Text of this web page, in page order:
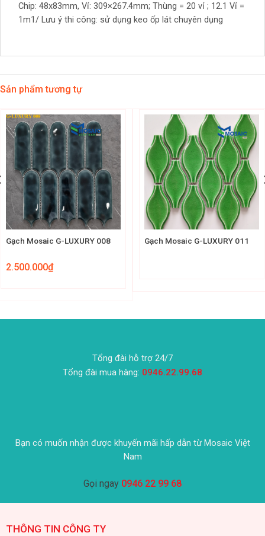
Chip: 48x83mm, Vỉ: 309×267.4mm; Thùng = 20 vỉ ; 12.1 Vỉ =
1m1/ Lưu ý thi công: sử dụng keo ốp lát chuyên dụng
Sản phẩm tương tự
Gạch Mosaic G-LUXURY 008
2.500.000₫
Gạch Mosaic G-LUXURY 011
Tổng đài hỗ trợ 24/7
Tổng đài mua hàng: 0946.22.99.68
Bạn có muốn nhận được khuyến mãi hấp dẫn từ Mosaic Việt
Nam
Gọi ngay 0946 22 99 68
THÔNG TIN CÔNG TY